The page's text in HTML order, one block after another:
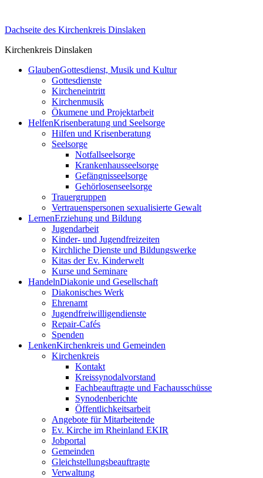
content
Dachseite des Kirchenkreis Dinslaken
Kirchenkreis Dinslaken
GlaubenGottesdienst, Musik und Kultur
Gottesdienste
Kircheneintritt
Kirchenmusik
Ökumene und Projektarbeit
HelfenKrisenberatung und Seelsorge
Hilfen und Krisenberatung
Seelsorge
Notfallseelsorge
Krankenhausseelsorge
Gefängnisseelsorge
Gehörlosenseelsorge
Trauergruppen
Vertrauenspersonen sexualisierte Gewalt
LernenErziehung und Bildung
Jugendarbeit
Kinder- und Jugendfreizeiten
Kirchliche Dienste und Bildungswerke
Kitas der Ev. Kinderwelt
Kurse und Seminare
HandelnDiakonie und Gesellschaft
Diakonisches Werk
Ehrenamt
Jugendfreiwilligendienste
Repair-Cafés
Spenden
LenkenKirchenkreis und Gemeinden
Kirchenkreis
Kontakt
Kreissynodalvorstand
Fachbeauftragte und Fachausschüsse
Synodenberichte
Öffentlichkeitsarbeit
Angebote für Mitarbeitende
Ev. Kirche im Rheinland EKIR
Jobportal
Gemeinden
Gleichstellungs­­­beauftragte
Verwaltung